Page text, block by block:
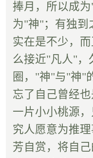
捧月，所以成
为"神"；有独到
实在是不少，
么接近"凡人"，
圈，"神"与"神"
忘了自己曾经
一片小小桃源
究人愿意为推
芳自赏，将自